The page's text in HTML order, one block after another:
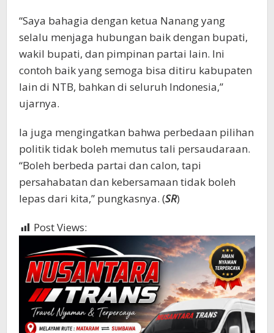
“Saya bahagia dengan ketua Nanang yang
selalu menjaga hubungan baik dengan bupati,
wakil bupati, dan pimpinan partai lain. Ini
contoh baik yang semoga bisa ditiru kabupaten
lain di NTB, bahkan di seluruh Indonesia,”
ujarnya.
Ia juga mengingatkan bahwa perbedaan pilihan
politik tidak boleh memutus tali persaudaraan.
“Boleh berbeda partai dan calon, tapi
persahabatan dan kebersamaan tidak boleh
lepas dari kita,” pungkasnya. (SR)
Post Views: